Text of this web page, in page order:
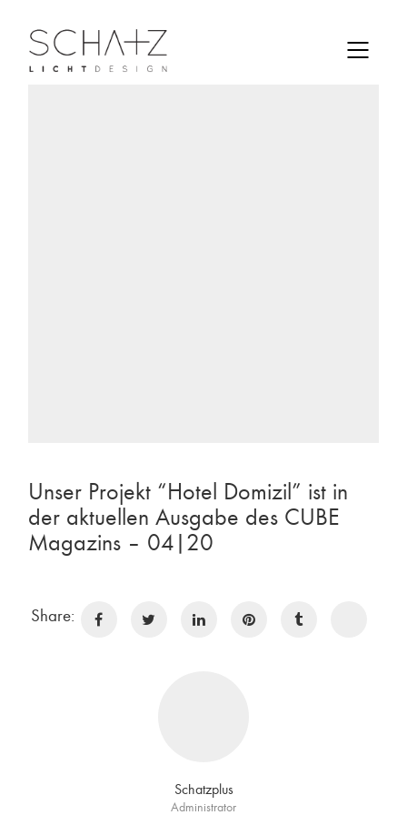
Unser Projekt “Hotel Domizil” ist in
der aktuellen Ausgabe des CUBE
Magazins – 04|20
Share:
Schatzplus
Administrator